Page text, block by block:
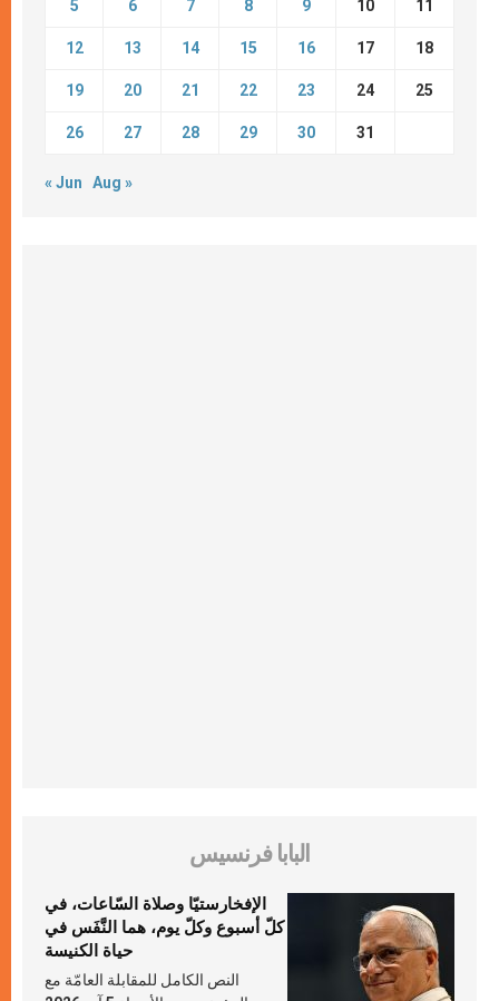
5 6 7 8 9 10 11
12 13 14 15 16 17 18
19 20 21 22 23 24 25
26 27 28 29 30 31
« Jun Aug »
البابا فرنسيس
الإفخارستيّا وصلاة السّاعات، في
كلّ أسبوع وكلّ يوم، هما النَّفَس في
حياة الكنيسة
النص الكامل للمقابلة العامّة مع